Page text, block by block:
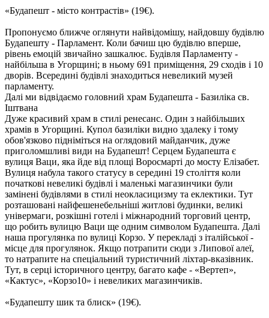
«Будапешт - місто контрастів» (19€).
Пропонуємо ближче оглянути найвідомішу, найдовшу будівлю
Будапешту - Парламент. Коли бачиш цю будівлю вперше,
рівень емоцій звичайно зашкалює. Будівля Парламенту -
найбільша в Угорщині; в ньому 691 приміщення, 29 сходів і 10
дворів. Всередині будівлі знаходиться невеликий музей
парламенту.
Далі ми відвідаємо головний храм Будапешта - Базиліка св.
Іштвана
Дуже красивий храм в стилі ренесанс. Один з найбільших
храмів в Угорщині. Купол базиліки видно здалеку і тому
обов'язково підніміться на оглядовий майданчик, дуже
приголомшливі види на Будапешт! Серцем Будапешта є
вулиця Ваци, яка йде від площі Воросмарті до мосту Елізабет.
Вулиця набула такого статусу в середині 19 століття коли
початкові невеликі будівлі і маленькі магазинчики були
замінені будівлями в стилі неокласицизму та еклектики. Тут
розташовані найфешенебельніші житлові будинки, великі
універмаги, розкішні готелі і міжнародний торговий центр,
що робить вулицю Ваци ще одним символом Будапешта. Далі
наша прогулянка по вулиці Корзо. У перекладі з італійської -
місце для прогулянок. Якщо потрапити сюди з Липової алеї,
то натрапите на спеціальний туристичний ліхтар-вказівник.
Тут, в серці історичного центру, багато кафе - «Вертеп»,
«Кактус», «Корзо10» і невеликих магазинчиків.
«Будапешту шик та блиск» (19€).